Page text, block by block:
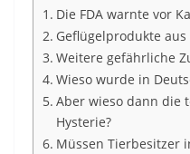
Die FDA warnte vor
Geflügelprodukte aus
Weitere gefährliche
Wieso wurde in
Aber wieso dann die
Hysterie?
Müssen Tierbesitzer